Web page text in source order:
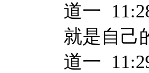
道一
就是自己
道一